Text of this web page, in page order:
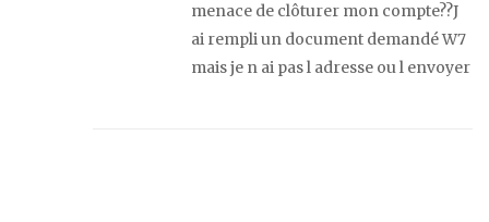
menace de clôturer mon compte??J
ai rempli un document demandé W7
mais je n ai pas l adresse ou l envoyer